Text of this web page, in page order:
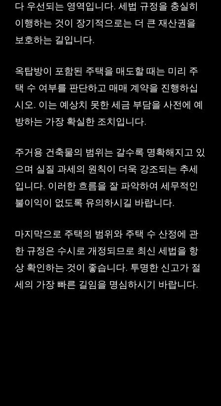
다 우선되는 영역입니다. 세법 규정을 충실히
이행하는 것이 장기적으로는 더 큰 재산권을
보호하는 길입니다.
옥탑방이 포함된 주택을 매도할 때는 미리 주
택 수 여부를 판단하고 매매 계약을 진행하십
시오. 이는 예상치 못한 세금 부담을 사전에 예
방하는 가장 확실한 조치입니다.
주거용 건축물의 범위는 갈수록 명확해지고 있
으며 실질 과세의 원칙이 더욱 강조되는 추세
입니다. 이러한 흐름을 잘 파악하여 세무적인
불이익이 없도록 유의하시길 바랍니다.
마지막으로 주택의 범위와 주택 수 산정에 관
한 규정은 수시로 개정되므로 최신 세법을 항
상 확인하는 것이 좋습니다. 투명한 신고가 절
세의 가장 빠른 길임을 명심하시기 바랍니다.